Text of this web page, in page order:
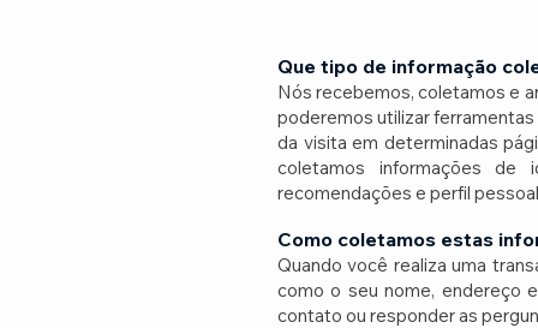
Que tipo de informação
Nós recebemos, coletamos e
poderemos utilizar
da visita em determinadas
coletamos informações de
recomendações e perfil
Como coletamos estas
Quando você realiza uma
como o seu nome, endereço
contato ou responder as